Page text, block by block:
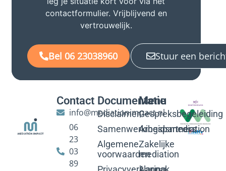
contactformulier. Vrijblijvend en
vertrouwelijk.
Bel 06 23038960 Stuur een
Contact
info@mediationimpact.nl
06
23
03
89
Documentatie
Disclaimer
Samenwerkingspartners
Algemene
voorwaarden
Menu
Gespreksbegeleiding
Arbeidsmediation
Zakelijke
mediation